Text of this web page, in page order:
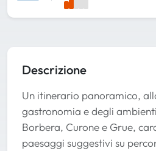
Descrizione
Un itinerario panoramico,
gastronomia e degli
Borbera, Curone e Grue,
paesaggi suggestivi su